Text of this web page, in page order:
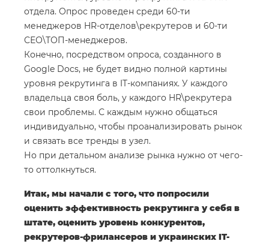
отдела. Опрос проведен среди 60-ти
менеджеров HR-отделов\рекрутеров и 60-ти
СЕО\ТОП-менеджеров.
Конечно, посредством опроса, созданного в
Google Docs, не будет видно полной картины
уровня рекрутинга в IT-компаниях. У каждого
владельца своя боль, у каждого HR\рекрутера
свои проблемы. С каждым нужно общаться
индивидуально, чтобы проанализировать рынок
и связать все тренды в узел.
Но при детальном анализе рынка нужно от чего-
то оттолкнуться.
Итак, мы начали с того, что попросили
оценить эффективность рекрутинга у себя в
штате, оценить уровень конкурентов,
рекрутеров-фрилансеров и украинских IT-